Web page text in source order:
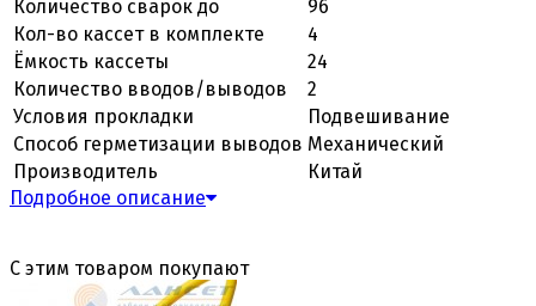
Количество сварок до
96
Кол-во кассет в комплекте
4
Ёмкость кассеты
24
Количество вводов/выводов
2
Условия прокладки
Подвешивание
Способ герметизации выводов Механический
Производитель
Китай
Подробное описание
С этим товаром покупают